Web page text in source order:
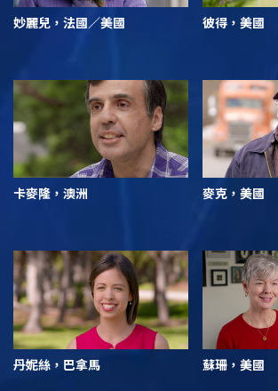
妙麗兒，法國／美國 彼得，美國
卡麥隆，澳洲 麥克，美國
丹妮絲，巴拿馬 蘇珊，美國